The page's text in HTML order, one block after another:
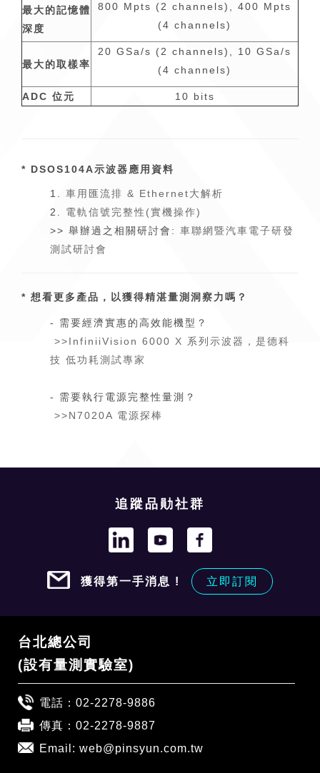
最大的記憶體
深度
800 Mpts (2 channels), 400 Mpts
(4 channels)
最大的取樣率
20 GSa/s (2 channels), 10 GSa/s
(4 channels)
ADC 位元 10 bits
* DSOS104A示波器應用資料
1. 車用匯流排 & Ethernet大解析
2. 電軌信號完整性(實機操作)
>> 舉辦過之相關研討會: 車聯網暨汽車電子研發
測試研討會
* 想看更多產品，以獲得精湛量測洞察力嗎？
- 需要經濟實惠的高效能機型？
>>InfiniiVision 6000 X 系列示波器，是德科
技 低功耗測試專家
- 需要執行電源完整性量測？
>>N7020A 電源探棒
追蹤品勛社群
獲得第一手消息 ! 立即訂閱
台北總公司
(設有量測實驗室)
電話： 02-2278-9886
傳真：02-2278-9887
Email: web@pinsyun.com.tw